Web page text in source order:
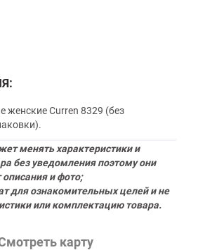
женские Curren 8329 (без
менять характеристики и
без уведомления поэтому они
описания и фото;
для ознакомительных целей и не
или комплектацию товара.
карту